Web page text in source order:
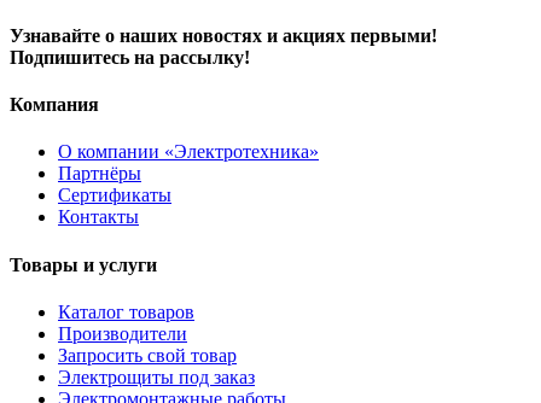
Узнавайте о наших новостях и акциях первыми!
Подпишитесь на рассылку!
Компания
О компании «Электротехника»
Партнёры
Сертификаты
Контакты
Товары и услуги
Каталог товаров
Производители
Запросить свой товар
Электрощиты под заказ
Электромонтажные работы